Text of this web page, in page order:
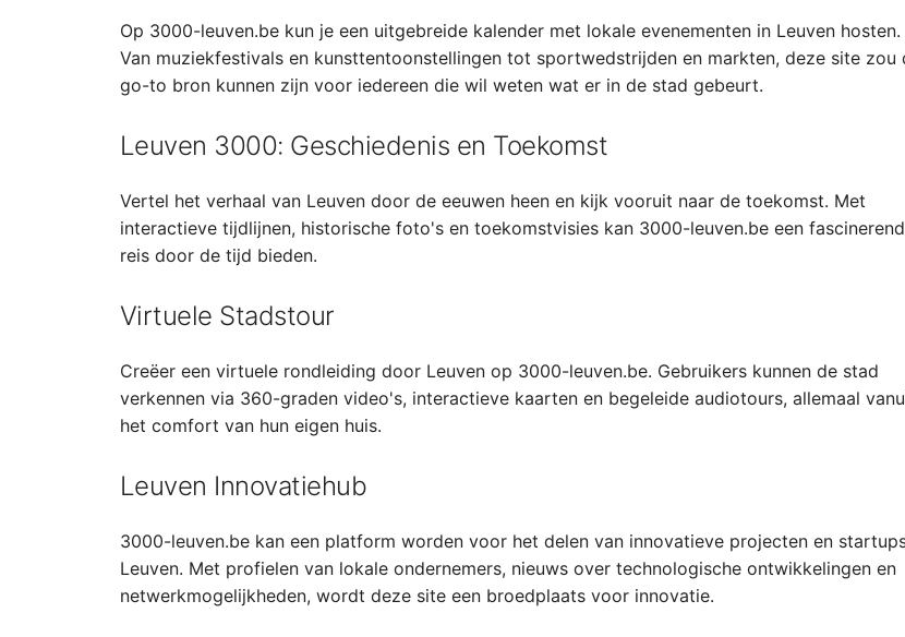
Op 3000-leuven.be kun je een uitgebreide kalender met lokale evenementen in Leuven hosten.
Van muziekfestivals en kunsttentoonstellingen tot sportwedstrijden en markten, deze site zou
go-to bron kunnen zijn voor iedereen die wil weten wat er in de stad gebeurt.
Leuven 3000: Geschiedenis en Toekomst
Vertel het verhaal van Leuven door de eeuwen heen en kijk vooruit naar de toekomst. Met
interactieve tijdlijnen, historische foto's en toekomstvisies kan 3000-leuven.be een
reis door de tijd bieden.
Virtuele Stadstour
Creëer een virtuele rondleiding door Leuven op 3000-leuven.be. Gebruikers kunnen de stad
verkennen via 360-graden video's, interactieve kaarten en begeleide audiotours, allemaal
het comfort van hun eigen huis.
Leuven Innovatiehub
3000-leuven.be kan een platform worden voor het delen van innovatieve projecten en
Leuven. Met profielen van lokale ondernemers, nieuws over technologische ontwikkelingen en
netwerkmogelijkheden, wordt deze site een broedplaats voor innovatie.